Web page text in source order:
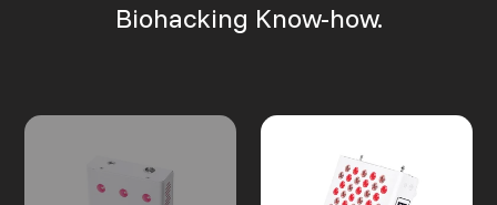
Biohacking Know-how.
Selene
Helios